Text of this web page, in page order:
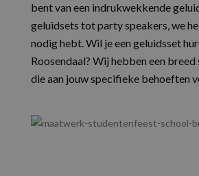
bent van een indrukwekkende
geluidsets tot party speakers, we
nodig hebt. Wil je een geluidsset
Roosendaal? Wij hebben een breed
die aan jouw specifieke behoeften